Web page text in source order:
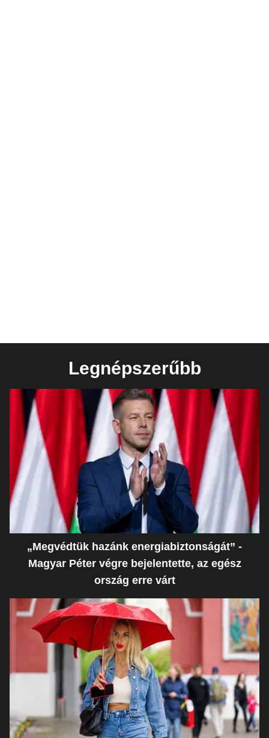
Legnépszerűbb
„Megvédtük hazánk energiabiztonságát” -
Magyar Péter végre bejelentette, az egész
ország erre várt